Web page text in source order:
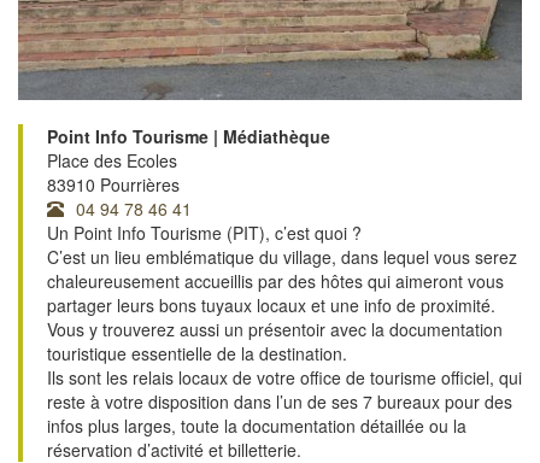
Point Info Tourisme | Médiathèque
Place des Ecoles
83910 Pourrières
04 94 78 46 41
Un Point Info Tourisme (PIT), c’est quoi ?
C’est un lieu emblématique du village, dans lequel vous serez
chaleureusement accueillis par des hôtes qui aimeront vous
partager leurs bons tuyaux locaux et une info de proximité.
Vous y trouverez aussi un présentoir avec la documentation
touristique essentielle de la destination.
Ils sont les relais locaux de votre office de tourisme officiel, qui
reste à votre disposition dans l’un de ses 7 bureaux pour des
infos plus larges, toute la documentation détaillée ou la
réservation d’activité et billetterie.